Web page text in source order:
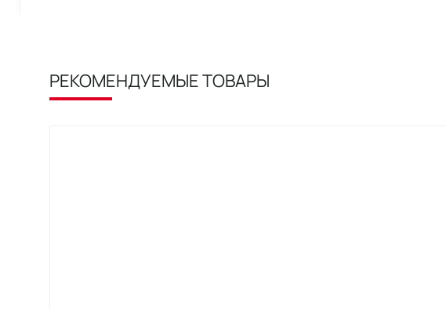
РЕКОМЕНДУЕМЫЕ ТОВАРЫ